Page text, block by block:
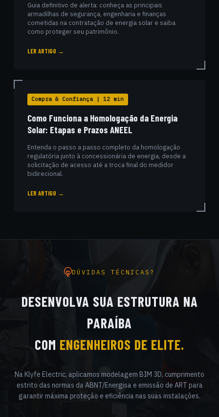
Guia definitivo de alerta: conheça as principais
armadilhas de segurança, engenharia e finanças
cometidas na contratação de energia solar e saiba
como proteger seu patrimônio.
LER ARTIGO →
Compra & Confiança | 12 min
Como Funciona a Homologação da Energia
Solar: Etapas e Prazos ANEEL
Entenda o passo a passo completo da homologação
regulatória junto à concessionária de energia, desde a
solicitação de acesso até a troca final do medidor
bidirecional.
LER ARTIGO →
DÚVIDAS TÉCNICAS?
DESENVOLVA SUA ESTRUTURA NA
PARAÍBA
COM ENGENHEIROS DE ELITE.
Na Klyfe Electric, aplicamos modelagem BIM 3D, cumprimento
estrito das normas da ABNT/Energisa e emissão de ART para
garantir máxima proteção e eficiência nas suas instalações.